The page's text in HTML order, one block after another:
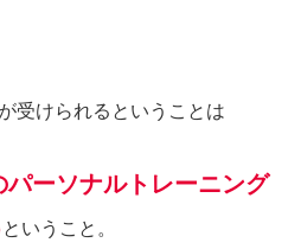
受けられるということは
パーソナルトレーニング
ということ。